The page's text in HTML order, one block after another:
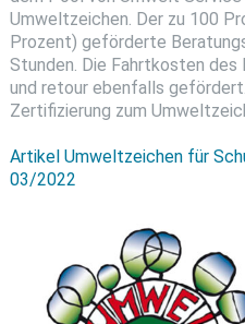
Umweltzeichen. Der zu 100
Prozent) geförderte
Stunden. Die Fahrtkosten des
und retour ebenfalls
Zertifizierung zum
Artikel Umweltzeichen für
03/2022